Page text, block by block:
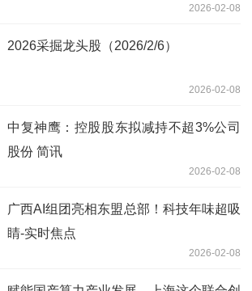
2026-02-08
2026采掘龙头股（2026/2/6）
2026-02-08
中复神鹰：控股股东拟减持不超3%公司
股份 简讯
2026-02-08
广西AI组团亮相东盟总部！科技年味超吸
睛-实时焦点
2026-02-08